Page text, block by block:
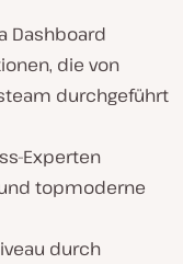
Dashboard
die von
durchgeführt
Experten
topmoderne
durch